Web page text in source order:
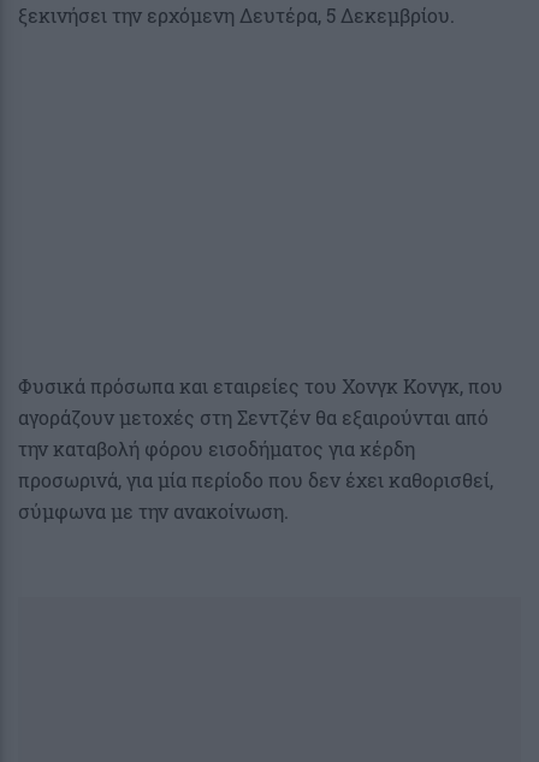
ξεκινήσει την ερχόμενη Δευτέρα, 5 Δεκεμβρίου.
Φυσικά πρόσωπα και εταιρείες του Χονγκ Κονγκ, που
αγοράζουν μετοχές στη Σεντζέν θα εξαιρούνται από
την καταβολή φόρου εισοδήματος για κέρδη
προσωρινά, για μία περίοδο που δεν έχει καθορισθεί,
σύμφωνα με την ανακοίνωση.